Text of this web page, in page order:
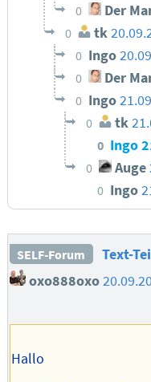
0 Der
0 tk
0 Ingo
0 Der
0 Ingo
0 tk
0 Ingo
0 Auge
0 Ingo
SELF-Forum
Text-
oxo888oxo
Hallo